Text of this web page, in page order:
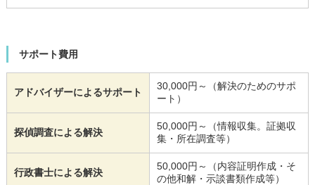
サポート費用
アドバイザーによるサポート
30,000円～（解決のためのサポ
ート）
探偵調査による解決
50,000円～（情報収集。証拠収
集・所在調査等）
行政書士による解決
50,000円～（内容証明作成・そ
の他和解・示談書類作成等）